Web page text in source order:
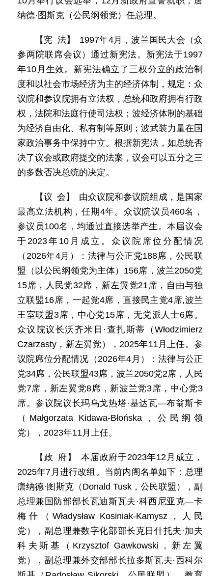
纳德·图斯克（公民纲领党）任总理。
【宪 法】 1997年4月，波兰国民大会（众
参两院联席会议）通过新宪法。新宪法于1997
年10月生效。新宪法确立了三权分立的政治制
度和以社会市场经济为主的经济体制，规定：众
议院和参议院拥有立法权，总统和政府拥有行政
权，法院和法庭行使司法权；波经济体制的基础
为经济自由化、私有制等原则；波武装力量在国
家政治事务中保持中立。根据新宪法，如总统否
决了议会或政府提交的法案，议会可以五分之三
的多数否决总统的决定。
【议 会】 由众议院和参议院组成，是国家
最高立法机构，任期4年。众议院议员460名，
参议员100名，均通过直接选举产生。本届议会
于2023年10月成立。众议院席位分配情况
（2026年4月）：法律与公正党188席，公民联
盟（以公民纲领党为主体）156席，波兰2050党
15席，人民党32席，新左翼党21席，自由与独
立联盟16席，一起党4席，直接民主党4席,波兰
王室联盟3席，中心党15席，无党派人士6席。
众议院议长沃齐米日·查扎斯蒂（Włodzimierz
Czarzasty，新左翼党），2025年11月上任。参
议院席位分配情况（2026年4月）：法律与公正
党34席，公民联盟43席，波兰2050党2席，人民
党7席，新左翼党8席，新波兰党3席，中心党3
席。参议院议长玛乌戈热塔·基达瓦—布翁斯卡
（Małgorzata Kidawa-Błońska，公民纲领
党），2023年11月上任。
【政 府】 本届政府于2023年12月成立，
2025年7月进行改组。当前内阁名单如下：总理
唐纳德·图斯克（Donald Tusk，公民联盟），副
总理兼国防部部长瓦迪斯瓦夫·科西尼亚克—卡
梅什（Władysław Kosiniak-Kamysz，人民
党），副总理兼数字化部部长克日什托夫·加夫
科夫斯基（Krzysztof Gawkowski，新左翼
党），副总理兼外交部部长拉多斯瓦夫·西科尔